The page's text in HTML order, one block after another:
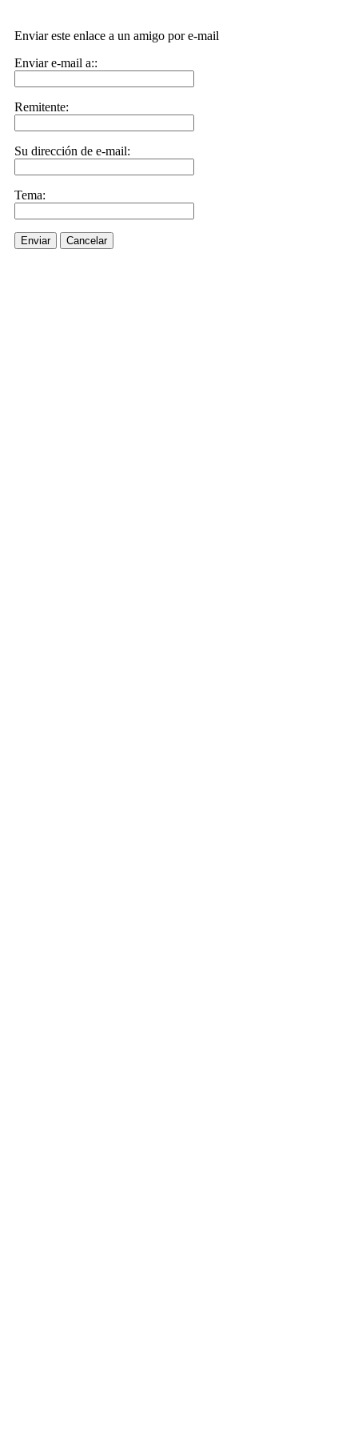
Enviar este enlace a un amigo por e-mail
Enviar e-mail a::
Remitente:
Su dirección de e-mail:
Tema:
Enviar Cancelar